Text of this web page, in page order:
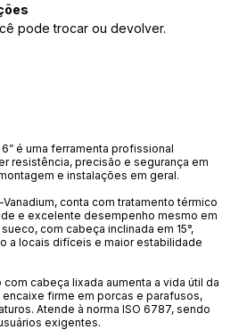
pode trocar ou devolver.
é uma ferramenta profissional
resistência, precisão e segurança em
e instalações em geral.
conta com tratamento térmico
e excelente desempenho mesmo em
com cabeça inclinada em 15°,
a locais difíceis e maior estabilidade
cabeça lixada aumenta a vida útil da
firme em porcas e parafusos,
Atende à norma ISO 6787, sendo
exigentes.